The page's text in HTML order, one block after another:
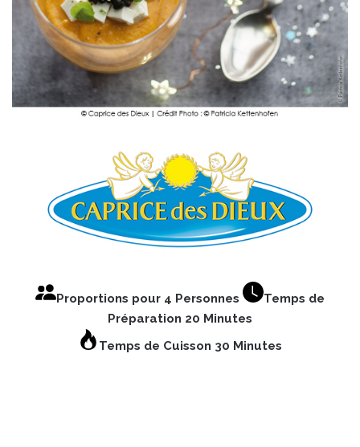
Proportions pour 4 Personnes
Temps de
Préparation 20 Minutes
Temps de Cuisson 30 Minutes